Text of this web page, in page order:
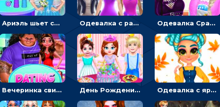
Ариэль шьет свадебные платья для принцесс в салоне - одевалка Одевалка с разными стилями: переодевать, красить и выигрывать конкурс красоты Одевалка Сражение для девочек-принцесс: софт против гранжа
Вечеринка свиданий: одевалка для влюбленных День Рождения Тейлор: печь торт для девочки или наряжать именинницу Одевалка с яркими осенними нарядами: собирать образ для прогулки